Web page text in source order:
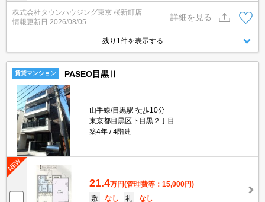
がご案内させていただきます★世田谷区・目黒区エリアのお部屋探
しならタウンハウジング東京へ★
株式会社タウンハウジング東京 桜新町店
情報更新日 2026/08/05
詳細を見る
残り1件を表示する
賃貸マンション PASEO目黒Ⅱ
山手線/目黒駅 徒歩10分
東京都目黒区下目黒２丁目
築4年
4階建
21.4万円(管理費等：15,000円)
敷
なし 礼
なし